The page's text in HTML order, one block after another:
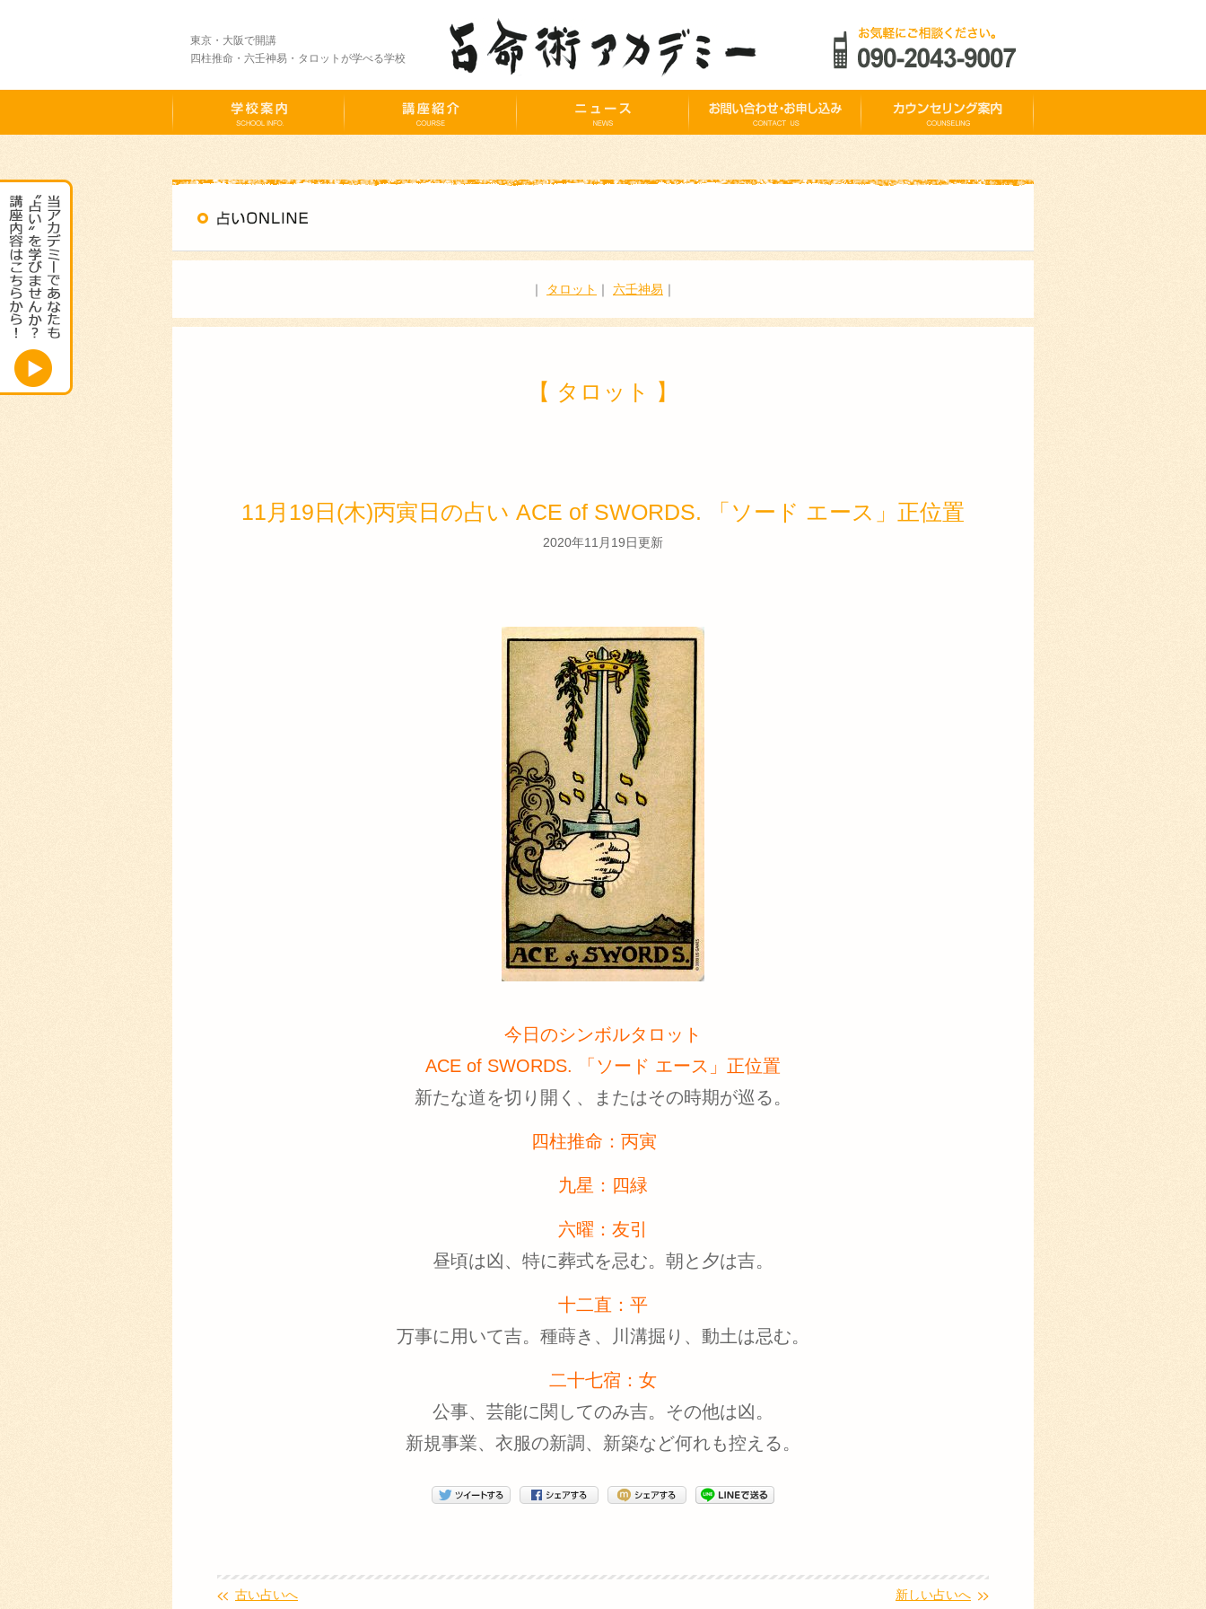
東京・大阪で開講
四柱推命・六壬神易・タロットが学べる学校
｜ タロット ｜ 六壬神易 ｜
【 タロット 】
11月19日(木)丙寅日の占い ACE of SWORDS. 「ソード エース」正位置
2020年11月19日更新
今日のシンボルタロット
ACE of SWORDS. 「ソード エース」正位置
新たな道を切り開く、またはその時期が巡る。
四柱推命：丙寅
九星：四緑
六曜：友引
昼頃は凶、特に葬式を忌む。朝と夕は吉。
十二直：平
万事に用いて吉。種蒔き、川溝掘り、動土は忌む。
二十七宿：女
公事、芸能に関してのみ吉。その他は凶。
新規事業、衣服の新調、新築など何れも控える。
古い占いへ 新しい占いへ